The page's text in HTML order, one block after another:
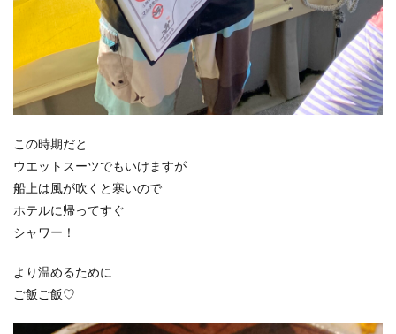
この時期だと
ウエットスーツでもいけますが
船上は風が吹くと寒いので
ホテルに帰ってすぐ
シャワー！
より温めるために
ご飯ご飯♡